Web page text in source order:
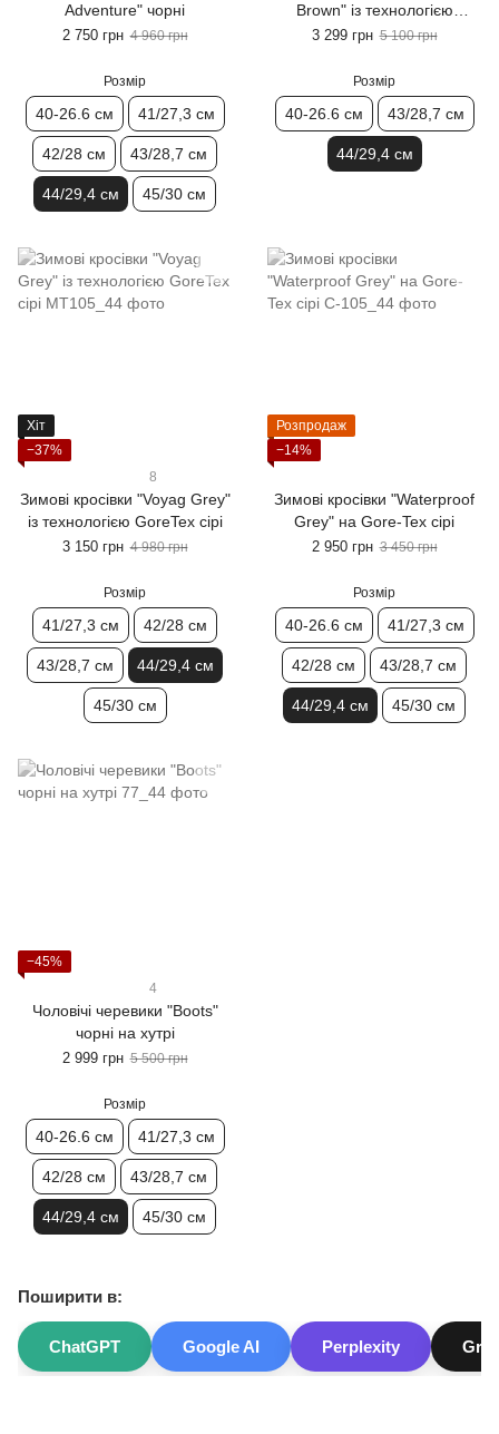
Adventure" чорні
2 750 грн 4 960 грн
Розмір
40-26.6 см 41/27,3 см
42/28 см 43/28,7 см
44/29,4 см 45/30 см
Brown" із технологією
GoreTex коричневі
3 299 грн 5 100 грн
Розмір
40-26.6 см 43/28,7 см
44/29,4 см
Хіт
−37%
8
Зимові кросівки "Voyag Grey"
із технологією GoreTex сірі
3 150 грн 4 980 грн
Розмір
41/27,3 см 42/28 см
43/28,7 см 44/29,4 см
45/30 см
Розпродаж
−14%
Зимові кросівки "Waterproof
Grey" на Gore-Tex сірі
2 950 грн 3 450 грн
Розмір
40-26.6 см 41/27,3 см
42/28 см 43/28,7 см
44/29,4 см 45/30 см
−45%
4
Чоловічі черевики "Boots"
чорні на хутрі
2 999 грн 5 500 грн
Розмір
40-26.6 см 41/27,3 см
42/28 см 43/28,7 см
44/29,4 см 45/30 см
Поширити в:
ChatGPT Google AI Perplexity